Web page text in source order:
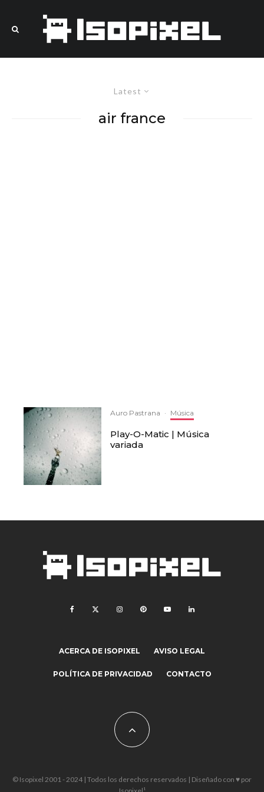
Latest
air france
Auro Pastrana · Música
Play-O-Matic | Música
variada
ACERCA DE ISOPIXEL AVISO LEGAL
POLÍTICA DE PRIVACIDAD CONTACTO
© Isopixel 2001 - 2024 | Todos los derechos reservados | Diseñado con ♥ por